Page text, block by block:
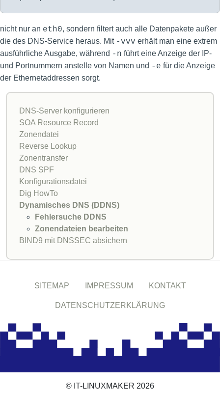
nicht nur an eth0, sondern filtert auch alle Datenpakete außer
die des DNS-Service heraus. Mit -vvv erhält man eine extrem
ausführliche Ausgabe, während -n führt eine Anzeige der IP-
und Portnummern anstelle von Namen und -e für die Anzeige
der Ethernetaddressen sorgt.
DNS-Server konfigurieren
SOA Resource Record
Zonendatei
Reverse Lookup
Zonentransfer
DNS SPF
Konfigurationsdatei
Dig HowTo
Dynamisches DNS (DDNS)
Fehlersuche DDNS
Zonendateien bearbeiten
BIND9 mit DNSSEC absichern
SITEMAP IMPRESSUM KONTAKT
DATENSCHUTZERKLÄRUNG
© IT-LINUXMAKER 2026